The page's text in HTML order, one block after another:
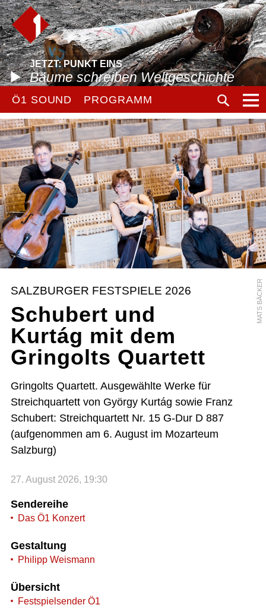
JETZT: PUNKT EINS
Bäume schreiben Weltgeschichte
Ö1 SOUND PROGRAMM
MATS BÄCKER
SALZBURGER FESTSPIELE 2026
Schubert und
Kurtág mit dem
Gringolts Quartett
Gringolts Quartett. Ausgewählte Werke für
Streichquartett von György Kurtág sowie Franz
Schubert: Streichquartett Nr. 15 G-Dur D 887
(aufgenommen am 6. August im Mozarteum
Salzburg)
27. August 2026, 19:30
Sendereihe
Das Ö1 Konzert
Gestaltung
Philipp Weismann
Übersicht
Festspielsender Ö1